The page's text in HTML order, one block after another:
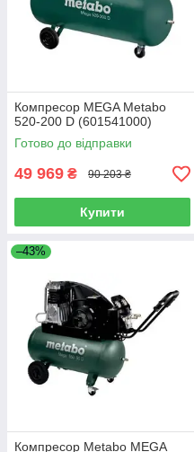
Компресор MEGA Metabo
520-200 D (601541000)
Готово до відправки
49 969 ₴ 90 203 ₴
Купити
–43%
Компресор Metabo MEGA